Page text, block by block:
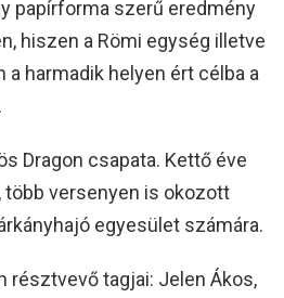
papírforma szerű eredmény
hiszen a Römi egység illetve
a harmadik helyen ért célba a
Dragon csapata. Kettő éve
több versenyen is okozott
egyesület számára.
résztvevő tagjai: Jelen Ákos,